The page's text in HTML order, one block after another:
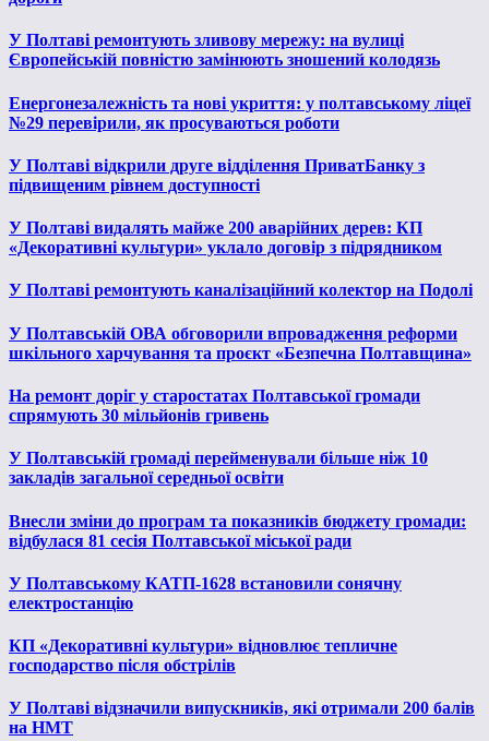
У Полтаві ремонтують зливову мережу: на вулиці
Європейській повністю замінюють зношений колодязь
Енергонезалежність та нові укриття: у полтавському ліцеї
№29 перевірили, як просуваються роботи
У Полтаві відкрили друге відділення ПриватБанку з
підвищеним рівнем доступності
У Полтаві видалять майже 200 аварійних дерев: КП
«Декоративні культури» уклало договір з підрядником
У Полтаві ремонтують каналізаційний колектор на Подолі
У Полтавській ОВА обговорили впровадження реформи
шкільного харчування та проєкт «Безпечна Полтавщина»
На ремонт доріг у старостатах Полтавської громади
спрямують 30 мільйонів гривень
У Полтавській громаді перейменували більше ніж 10
закладів загальної середньої освіти
Внесли зміни до програм та показників бюджету громади:
відбулася 81 сесія Полтавської міської ради
У Полтавському КАТП-1628 встановили сонячну
електростанцію
КП «Декоративні культури» відновлює тепличне
господарство після обстрілів
У Полтаві відзначили випускників, які отримали 200 балів
на НМТ